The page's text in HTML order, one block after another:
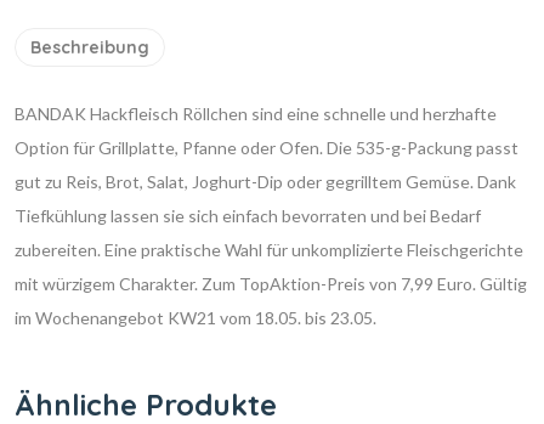
Beschreibung
BANDAK Hackfleisch Röllchen sind eine schnelle und herzhafte
Option für Grillplatte, Pfanne oder Ofen. Die 535-g-Packung passt
gut zu Reis, Brot, Salat, Joghurt-Dip oder gegrilltem Gemüse. Dank
Tiefkühlung lassen sie sich einfach bevorraten und bei Bedarf
zubereiten. Eine praktische Wahl für unkomplizierte Fleischgerichte
mit würzigem Charakter. Zum TopAktion-Preis von 7,99 Euro. Gültig
im Wochenangebot KW21 vom 18.05. bis 23.05.
Ähnliche Produkte